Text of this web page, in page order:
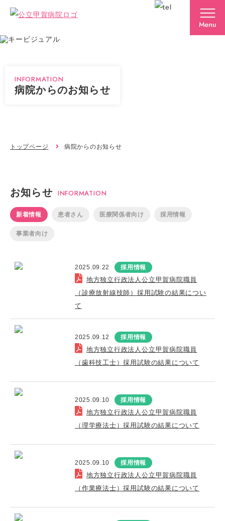
INFORMATION
病院からのお知らせ
トップページ 病院からのお知らせ
お知らせ INFORMATION
新着情報 患者さん 医療関係者向け 採用情報
事業者向け
2025.09.22 採用情報
地方独立行政法人公立甲賀病院職員
（診療放射線技師）採用試験の結果につい
て
2025.09.12 採用情報
地方独立行政法人公立甲賀病院職員
（歯科技工士）採用試験の結果について
2025.09.10 採用情報
地方独立行政法人公立甲賀病院職員
（理学療法士）採用試験の結果について
2025.09.10 採用情報
地方独立行政法人公立甲賀病院職員
（作業療法士）採用試験の結果について